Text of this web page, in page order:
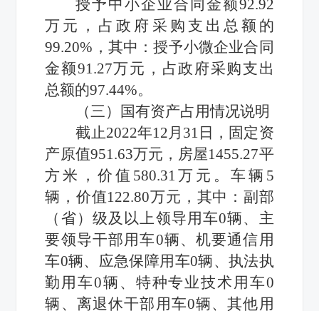
授予中小企业合同金额92.92
万元，占政府采购支出总额的
99.20% ，其中：授予小微企业合同
金额91.27万元，占政府采购支出
总额的97.44%。
（三）国有资产占用情况说明
截止2022年12月31日 ， 固定资
产原值951.63万元，房屋1455.27平
方米 ，价值 580.31万元 。车辆 5
辆，价值122.80万元，其中：副部
（省）级及以上领导用车0辆、主
要领导干部用车0辆、机要通信用
车0辆、应急保障用车0辆、执法执
勤用车0辆、特种专业技术用车0
辆、离退休干部用车0辆、其他用